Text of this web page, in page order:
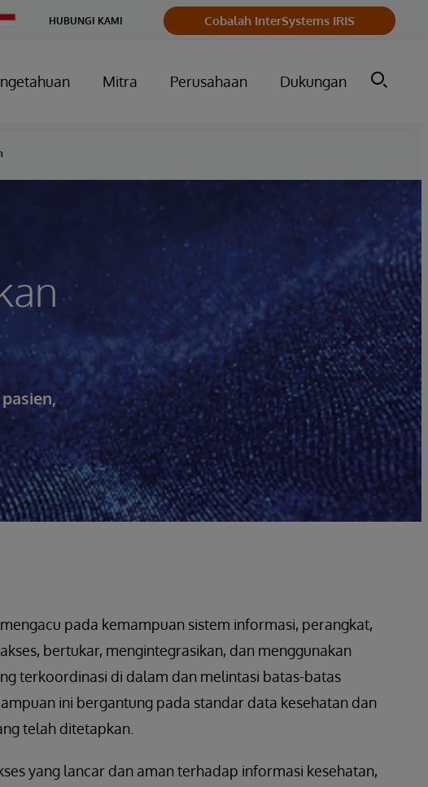
HUBUNGI KAMI Cobalah InterSystems IRIS
Mitra Perusahaan Dukungan
mengacu pada kemampuan sistem informasi, perangkat,
bertukar, mengintegrasikan, dan menggunakan
terkoordinasi di dalam dan melintasi batas-batas
ini bergantung pada standar data kesehatan dan
telah ditetapkan.
yang lancar dan aman terhadap informasi kesehatan,